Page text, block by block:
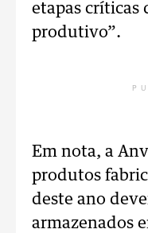
etapas críticas
produtivo”.
Em nota, a
produtos
deste ano
armazenados